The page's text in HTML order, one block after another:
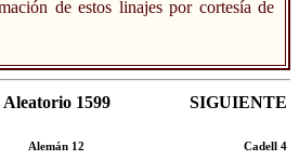
de estos linajes por cortesía de
Aleatorio 1599
Alemán 12
SIGUIENTE
Cadell 4